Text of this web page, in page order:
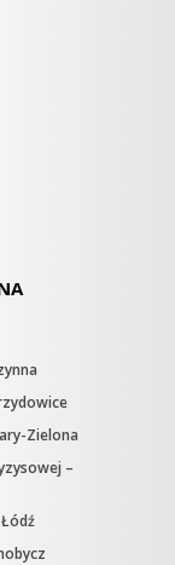
Zielona
–